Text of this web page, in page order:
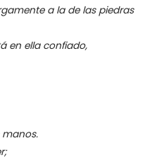
a la de las piedras
en ella confiado,